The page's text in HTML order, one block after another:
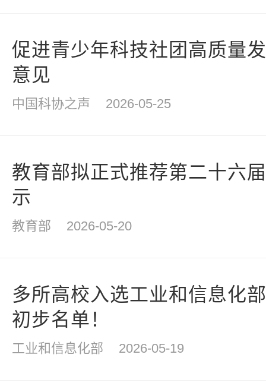
促进青少年科技社团高质量
意见
中国科协之声 2026-05-25
教育部拟正式推荐第二十六
示
教育部 2026-05-20
多所高校入选工业和信息化
初步名单！
工业和信息化部 2026-05-19